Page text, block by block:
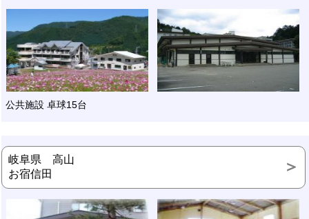
公共施設 卓球15台
岐阜県 高山
お宿信田